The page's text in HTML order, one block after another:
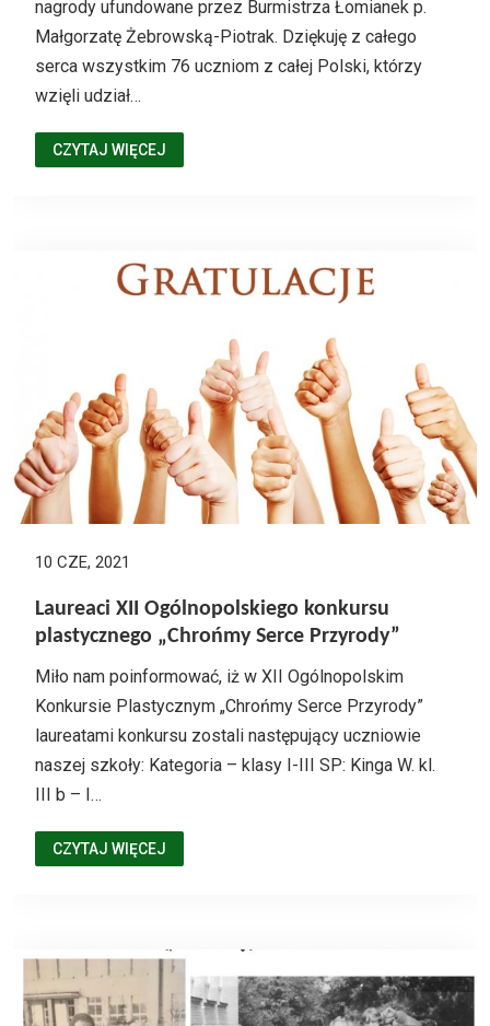
nagrody ufundowane przez Burmistrza Łomianek p.
Małgorzatę Żebrowską-Piotrak. Dziękuję z całego
serca wszystkim 76 uczniom z całej Polski, którzy
wzięli udział…
CZYTAJ WIĘCEJ
10 CZE, 2021
Laureaci XII Ogólnopolskiego konkursu
plastycznego „Chrońmy Serce Przyrody”
Miło nam poinformować, iż w XII Ogólnopolskim
Konkursie Plastycznym „Chrońmy Serce Przyrody”
laureatami konkursu zostali następujący uczniowie
naszej szkoły: Kategoria – klasy I-III SP: Kinga W. kl.
III b – I…
CZYTAJ WIĘCEJ